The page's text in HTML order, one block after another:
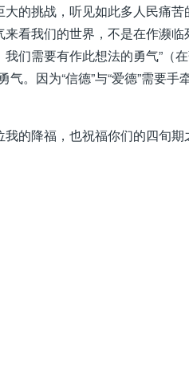
的挑战，听见如此多人民痛
来看我们的世界，不是在作濒
我们需要有作此想法的勇气”（
。因为“信德”与“爱德”需要手
的降福，也祝福你们的四旬期